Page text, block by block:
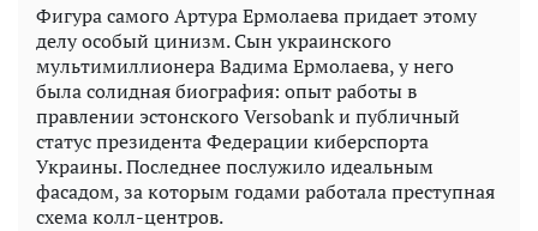
Фигура самого Артура Ермолаева придает этому
делу особый цинизм. Сын украинского
мультимиллионера Вадима Ермолаева, у него
была солидная биография: опыт работы в
правлении эстонского Versobank и публичный
статус президента Федерации киберспорта
Украины. Последнее послужило идеальным
фасадом, за которым годами работала преступная
схема колл-центров.